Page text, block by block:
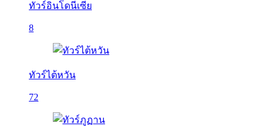
ทัวร์อินโดนีเซีย
8
ทัวร์ไต้หวัน
72